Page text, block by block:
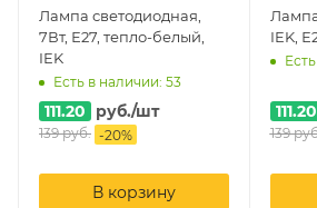
Лампа светодиодная,
7Вт, Е27, тепло-белый,
IEK
Есть в наличии: 53
111.20 руб./шт
139руб. -20%
В корзину
IEK,
111.20
139